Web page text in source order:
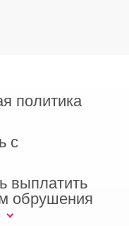
политика
с
выплатить
обрушения